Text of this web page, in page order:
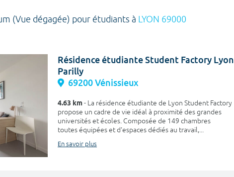
(Vue dégagée) pour étudiants à LYON 69000
Résidence étudiante Student Factory Lyon
Parilly
69200 Vénissieux
4.63 km- La résidence étudiante de Lyon Student Factory
propose un cadre de vie idéal à proximité des grandes
universités et écoles. Composée de 149 chambres
toutes équipées et d'espaces dédiés au travail,...
En savoir plus